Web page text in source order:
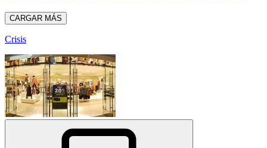
CARGAR MÁS
Crisis